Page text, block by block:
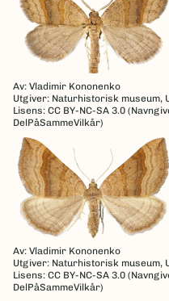
Av: Vladimir Kononenko
Utgiver: Naturhistorisk museum,
Lisens: CC BY-NC-SA 3.0
DelPåSammeVilkår)
Av: Vladimir Kononenko
Utgiver: Naturhistorisk museum,
Lisens: CC BY-NC-SA 3.0
DelPåSammeVilkår)